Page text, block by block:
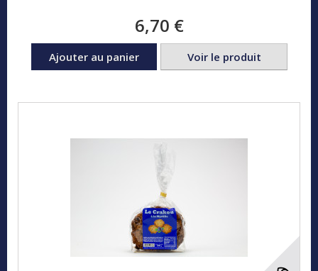
6,70 €
Ajouter au panier Voir le produit